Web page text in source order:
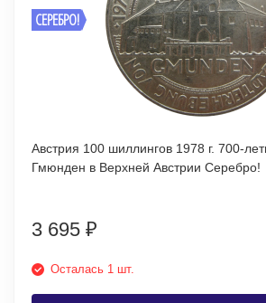
СЕРЕБРО!
Австрия 100 шиллингов 1978 г. 700-летие города
Гмюнден в Верхней Австрии Серебро!
3 695 ₽
Осталась 1 шт.